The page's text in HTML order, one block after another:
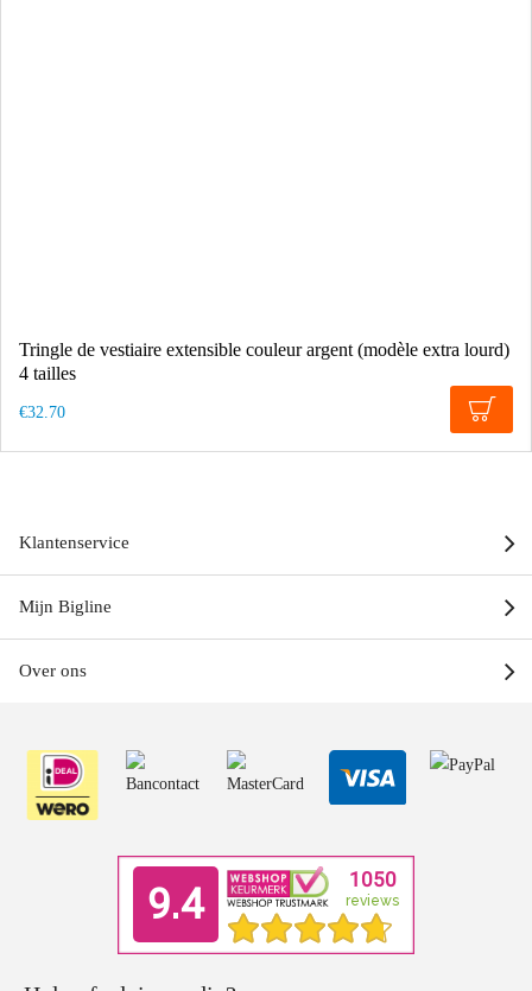
Tringle de vestiaire extensible couleur argent (modèle extra lourd)
4 tailles
€32.70
Klantenservice
Mijn Bigline
Over ons